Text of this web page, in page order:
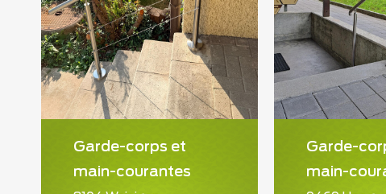
Garde-corps et
main-courantes
Garde-
main-